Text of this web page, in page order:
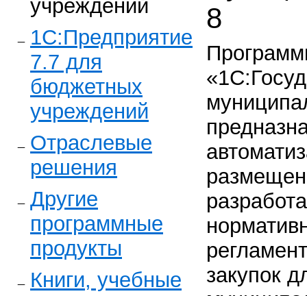
учреждений
1С:Предприятие
7.7 для
бюджетных
учреждений
Отраслевые
решения
Другие
программные
продукты
Книги, учебные
8
закупок